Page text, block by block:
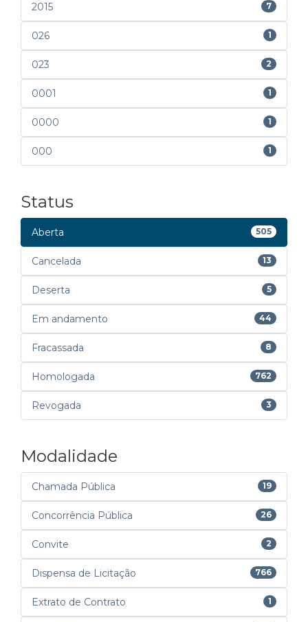
2015 7
026 1
023 2
0001 1
0000 1
000 1
Status
Aberta 505
Cancelada 13
Deserta 5
Em andamento 44
Fracassada 8
Homologada 762
Revogada 3
Modalidade
Chamada Pública 19
Concorrência Pública 26
Convite 2
Dispensa de Licitação 766
Extrato de Contrato 1